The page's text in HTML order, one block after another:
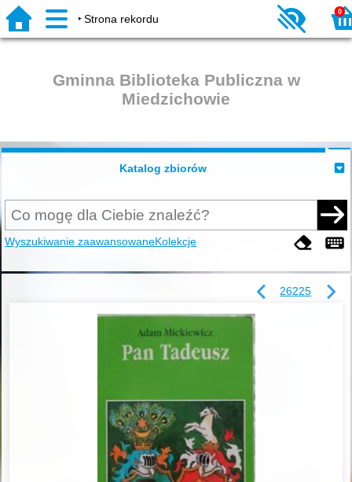
Strona rekordu
0
Gminna Biblioteka Publiczna w
Miedzichowie
Katalog zbiorów
Wyszukiwanie zaawansowaneKolekcje
26225